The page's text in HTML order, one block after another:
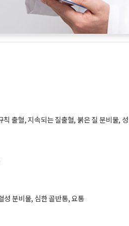
출혈, 지속되는 질출혈, 붉은 질 분비물,
성 분비물, 심한 골반통, 요통